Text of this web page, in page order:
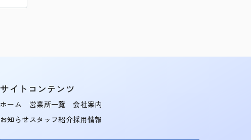
サイトコンテンツ
ホーム
お知らせ
営業所一覧
スタッフ紹介
会社案内
採用情報